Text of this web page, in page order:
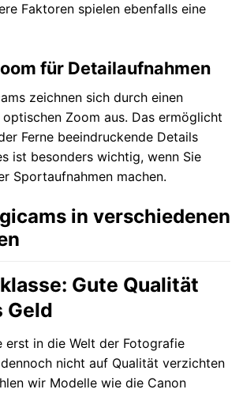
Faktoren spielen ebenfalls eine
für Detailaufnahmen
zeichnen sich durch einen
Zoom aus. Das ermöglicht
Ferne beeindruckende Details
ist besonders wichtig, wenn Sie
Sportaufnahmen machen.
in verschiedenen
Gute Qualität
Geld
erst in die Welt der Fotografie
nicht auf Qualität verzichten
wir Modelle wie die Canon